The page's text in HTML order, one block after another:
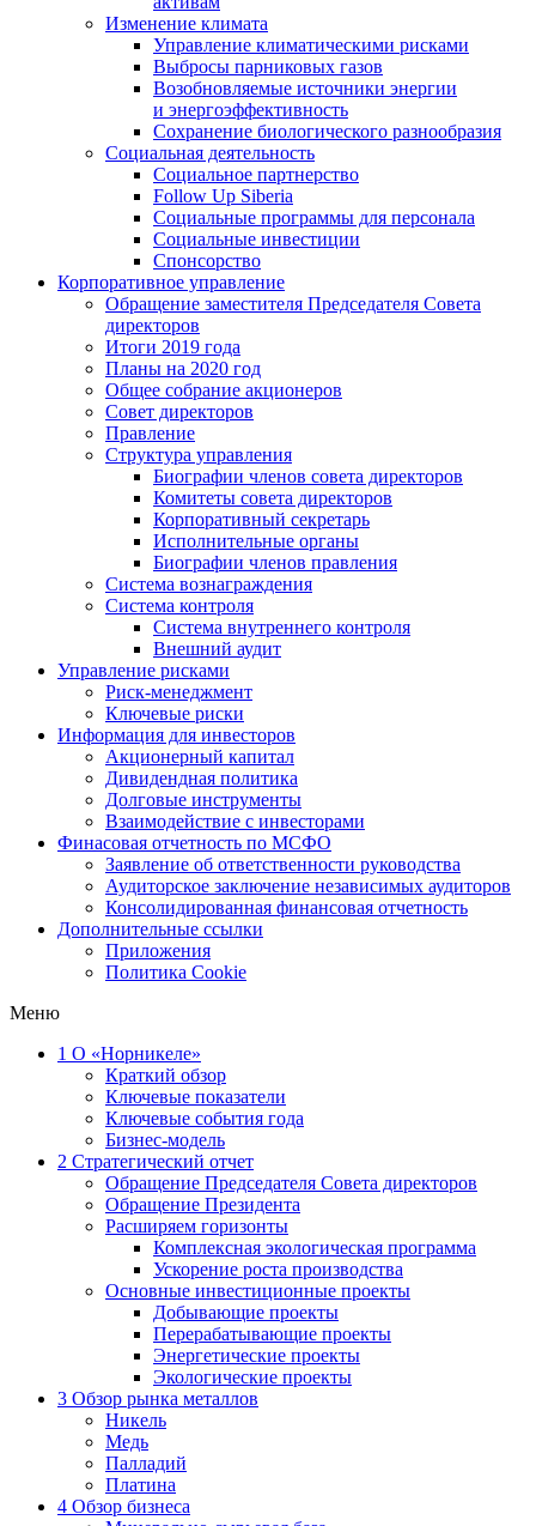
Изменение климата
Управление климатическими рисками
Выбросы парниковых газов
Возобновляемые источники энергии
и энергоэффективность
Сохранение биологического разнообразия
Социальная деятельность
Социальное партнерство
Follow Up Siberia
Социальные программы для персонала
Социальные инвестиции
Спонсорство
Корпоративное управление
Обращение заместителя Председателя Совета
директоров
Итоги 2019 года
Планы на 2020 год
Общее собрание акционеров
Совет директоров
Правление
Структура управления
Биографии членов совета директоров
Комитеты совета директоров
Корпоративный секретарь
Исполнительные органы
Биографии членов правления
Система вознаграждения
Система контроля
Система внутреннего контроля
Внешний аудит
Управление рисками
Риск-менеджмент
Ключевые риски
Информация для инвесторов
Акционерный капитал
Дивидендная политика
Долговые инструменты
Взаимодействие с инвеcторами
Финасовая отчетность по МСФО
Заявление об ответственности руководства
Аудиторское заключение независимых аудиторов
Консолидированная финансовая отчетность
Дополнительные ссылки
Приложения
Политика Cookie
Меню
1 О «Норникеле»
Краткий обзор
Ключевые показатели
Ключевые события года
Бизнес-модель
2 Стратегический отчет
Обращение Председателя Совета директоров
Обращение Президента
Расширяем горизонты
Комплексная экологическая программа
Ускорение роста производства
Основные инвестиционные проекты
Добывающие проекты
Перерабатывающие проекты
Энергетические проекты
Экологические проекты
3 Обзор рынка металлов
Никель
Медь
Палладий
Платина
4 Обзор бизнеса